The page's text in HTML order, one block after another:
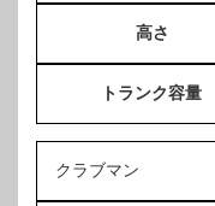
高さ
トランク容量
クラブマン